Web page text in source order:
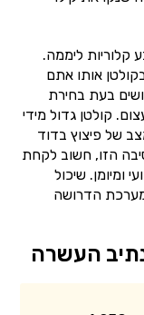
קלוריות ליממה.
אותו אתם
בעת בחירת
קולטן גדול מידי
של פיצוץ בדוד
הזו, חשוב לקחת
ומיומן. שיכול
הדרושה
העשרה